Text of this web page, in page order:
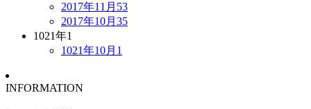
2017年11月 53
2017年10月 35
1021年1
1021年10月 1
INFORMATION